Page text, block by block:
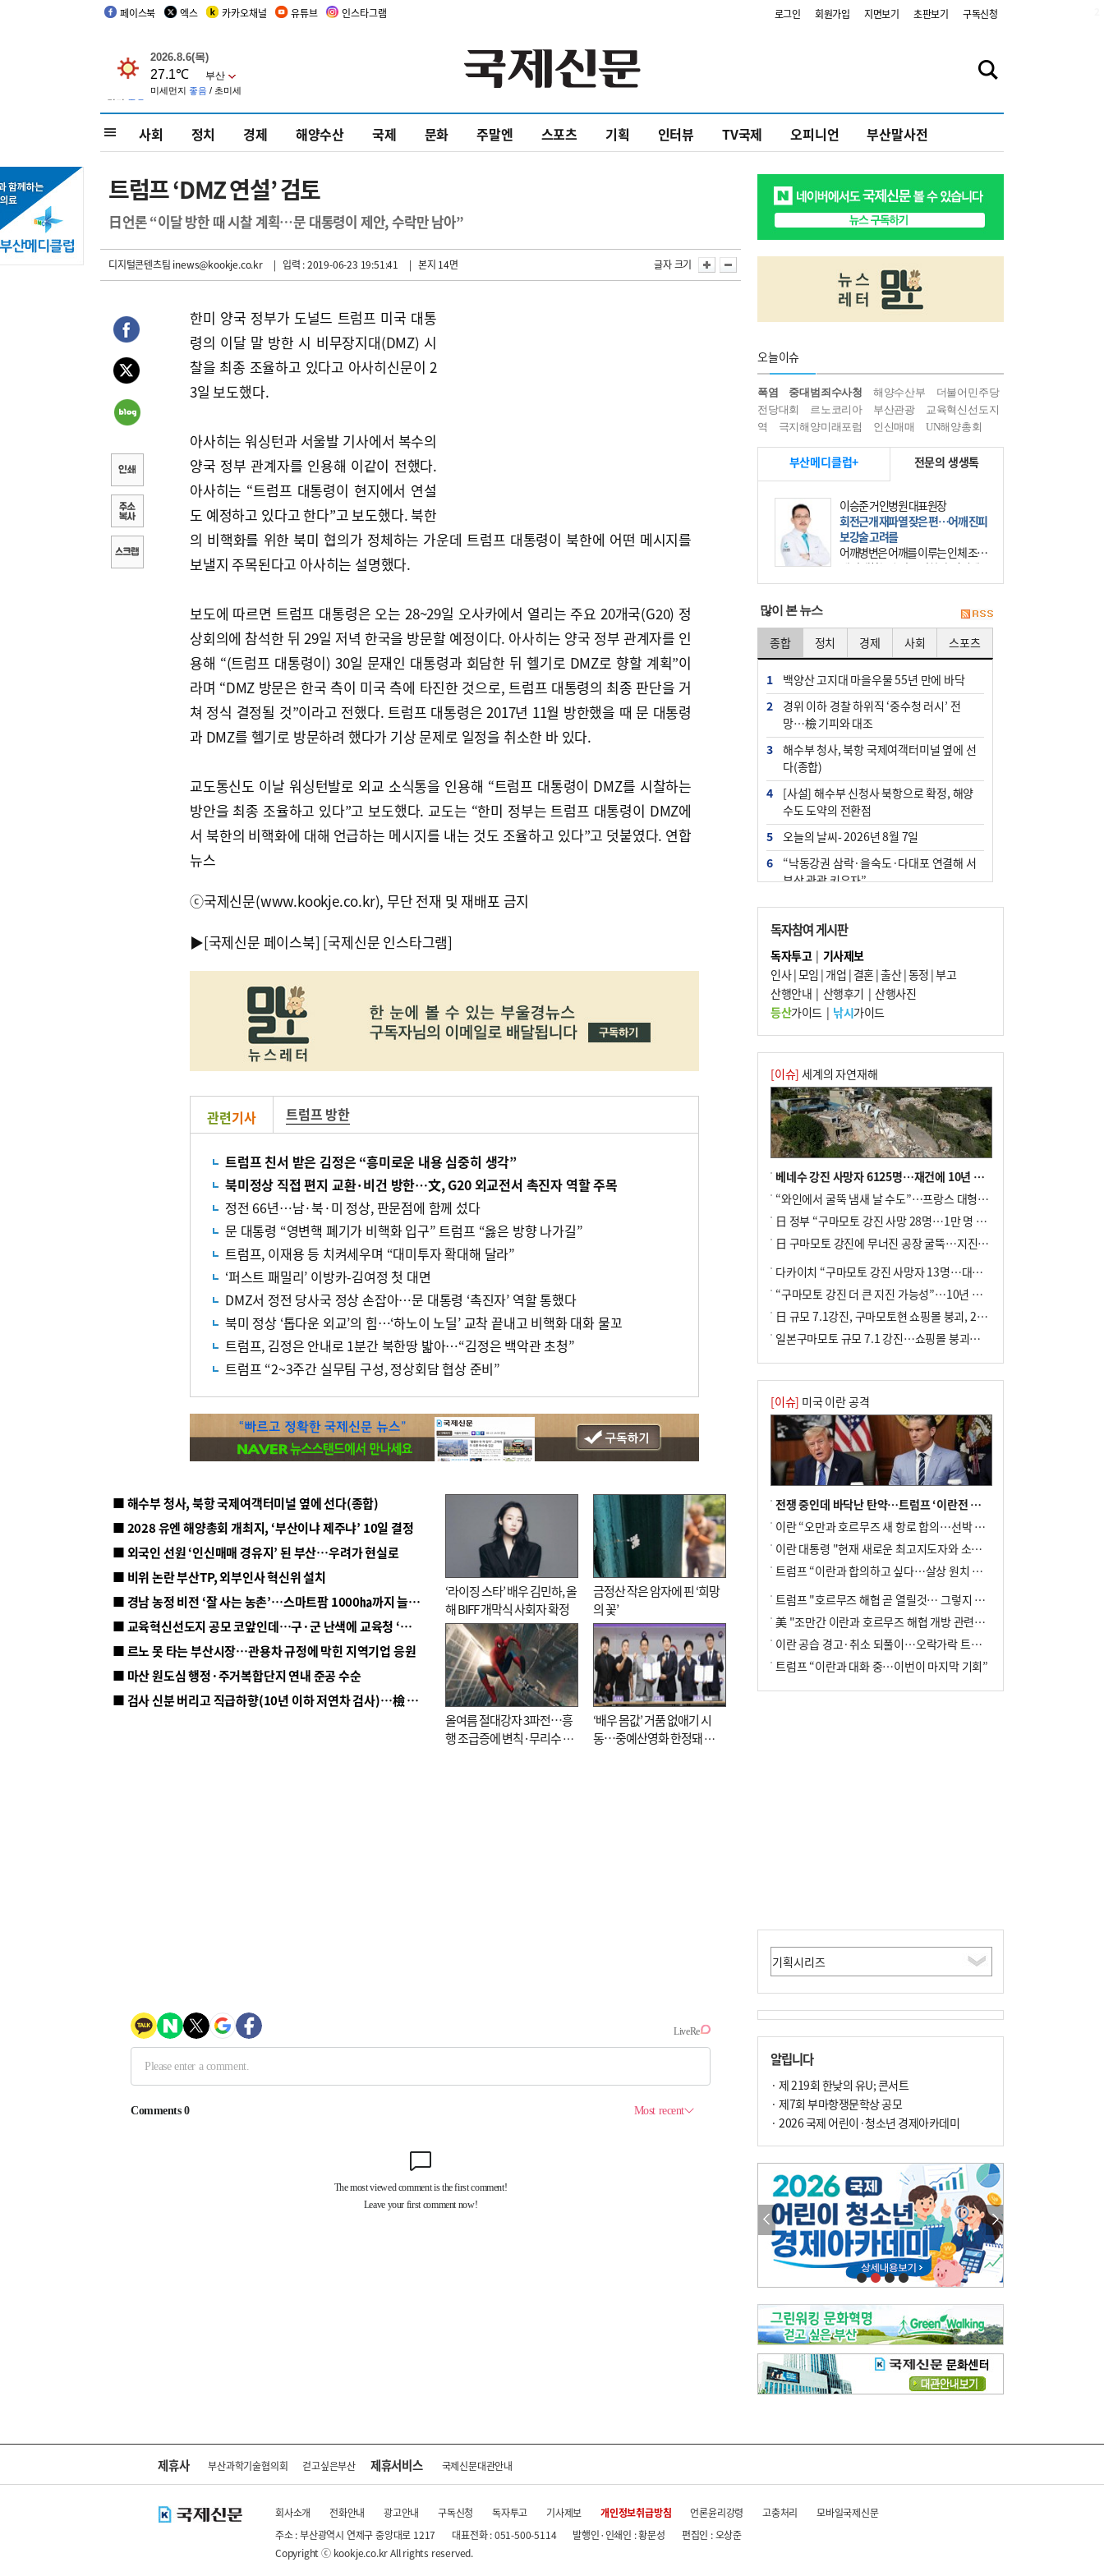
페이스북 엑스 카카오채널 유튜브 인스타그램 로그인 회원가입 지면보기 초판보기 구독신청
사회 정치 경제 해양수산 국제 문화 주말엔 스포츠 기획 인터뷰 TV국제 오피니언 부산말사전
트럼프 ‘DMZ 연설’ 검토
日언론 “이달 방한 때 시찰 계획…문 대통령이 제안, 수락만 남아”
디지털콘텐츠팀 inews@kookje.co.kr | 입력 : 2019-06-23 19:51:41 | 본지 14면 글자 크기
한미 양국 정부가 도널드 트럼프 미국 대통
령의 이달 말 방한 시 비무장지대(DMZ) 시
찰을 최종 조율하고 있다고 아사히신문이 2
3일 보도했다.
아사히는 워싱턴과 서울발 기사에서 복수의
양국 정부 관계자를 인용해 이같이 전했다.
아사히는 “트럼프 대통령이 현지에서 연설
도 예정하고 있다고 한다”고 보도했다. 북한
의 비핵화를 위한 북미 협의가 정체하는 가운데 트럼프 대통령이 북한에 어떤 메시지를
보낼지 주목된다고 아사히는 설명했다.
보도에 따르면 트럼프 대통령은 오는 28~29일 오사카에서 열리는 주요 20개국(G20) 정
상회의에 참석한 뒤 29일 저녁 한국을 방문할 예정이다. 아사히는 양국 정부 관계자를 인
용해 “(트럼프 대통령이) 30일 문재인 대통령과 회담한 뒤 헬기로 DMZ로 향할 계획”이
라며 “DMZ 방문은 한국 측이 미국 측에 타진한 것으로, 트럼프 대통령의 최종 판단을 거
쳐 정식 결정될 것”이라고 전했다. 트럼프 대통령은 2017년 11월 방한했을 때 문 대통령
과 DMZ를 헬기로 방문하려 했다가 기상 문제로 일정을 취소한 바 있다.
교도통신도 이날 워싱턴발로 외교 소식통을 인용해 “트럼프 대통령이 DMZ를 시찰하는
방안을 최종 조율하고 있다”고 보도했다. 교도는 “한미 정부는 트럼프 대통령이 DMZ에
서 북한의 비핵화에 대해 언급하는 메시지를 내는 것도 조율하고 있다”고 덧붙였다. 연합
뉴스
ⓒ국제신문(www.kookje.co.kr), 무단 전재 및 재배포 금지
▶[국제신문 페이스북] [국제신문 인스타그램]
관련기사 트럼프 방한
트럼프 친서 받은 김정은 “흥미로운 내용 심중히 생각”
북미정상 직접 편지 교환·비건 방한…文, G20 외교전서 촉진자 역할 주목
정전 66년…남·북·미 정상, 판문점에 함께 섰다
문 대통령 “영변핵 폐기가 비핵화 입구” 트럼프 “옳은 방향 나가길”
트럼프, 이재용 등 치켜세우며 “대미투자 확대해 달라”
‘퍼스트 패밀리’ 이방카-김여정 첫 대면
DMZ서 정전 당사국 정상 손잡아…문 대통령 ‘촉진자’ 역할 통했다
북미 정상 ‘톱다운 외교’의 힘…‘하노이 노딜’ 교착 끝내고 비핵화 대화 물꼬
트럼프, 김정은 안내로 1분간 북한땅 밟아…“김정은 백악관 초청”
트럼프 “2~3주간 실무팀 구성, 정상회담 협상 준비”
■ 해수부 청사, 북항 국제여객터미널 옆에 선다(종합)
■ 2028 유엔 해양총회 개최지, ‘부산이냐 제주냐’ 10일 결정
■ 외국인 선원 ‘인신매매 경유지’ 된 부산…우려가 현실로
■ 비위 논란 부산TP, 외부인사 혁신위 설치
■ 경남 농정 비전 ‘잘 사는 농촌’…스마트팜 1000㏊까지 늘린다
■ 교육혁신선도지 공모 코앞인데…구·군 난색에 교육청 ‘쩔쩔’
■ 르노 못 타는 부산시장…관용차 규정에 막힌 지역기업 응원
■ 마산 원도심 행정·주거복합단지 연내 준공 수순
■ 검사 신분 버리고 직급하향(10년 이하 저연차 검사)…檢 중수청행 기피
‘라이징 스타’ 배우 김민하, 올
해 BIFF 개막식 사회자 확정
금정산 작은 암자에 핀 ‘희망
의 꽃’
올여름 절대강자 3파전…흥
행 조급증에 변칙·무리수 마
‘배우 몸값’ 거품 없애기 시
동…중예산영화 한정돼 실
오늘이슈
폭염 중대범죄수사청 해양수산부
더불어민주당
전당대회
르노코리아 부산관광
교육혁신선도지
역
극지해양미래포럼 인신매매 UN해양총회
부산메디클럽+ 전문의 생생톡
이승준 거인병원 대표원장
회전근개 재파열 잦은 편…어깨 진피
보강술 고려를
어깨병변은 어깨를 이루는 인체 조직
에 발생하는 손상을 말한다. 여기에
는 오십견과 회전근개 증후군, 어깨
많이 본 뉴스
종합 정치 경제 사회 스포츠
1
백양산 고지대 마을우물 55년 만에 바닥
2
경위 이하 경찰 하위직 ‘중수청 러시’ 전
망…檢 기피와 대조
3
해수부 청사, 북항 국제여객터미널 옆에 선
다(종합)
4
[사설] 해수부 신청사 북항으로 확정, 해양
수도 도약의 전환점
5
오늘의 날씨- 2026년 8월 7일
6
“낙동강권 삼락·을숙도·다대포 연결해 서
부산 관광 키우자”
7
부울경 주말부터 비소식…‘극한 폭염’ 한풀
꺾일 듯
8
피란마을 67년 역사인데…전교생 24명 아
미초 통폐합 기로
9
외국인 선원 ‘인신매매 경유지’ 된 부산…
우려가 현실로
10 부산 청소년 극지탐험대 8인, 열흘간 북극
구석구석 누빈다
독자참여 게시판
독자투고| 기사제보
인사|모임 | 개업 | 결혼|출산|동정 |부고
산행안내 | 산행후기 | 산행사진
등산가이드| 낚시가이드
[이슈] 세계의 자연재해
베네수 강진 사망자 6125명…재건에 10년 이상 걸릴수도
“와인에서 굴뚝 냄새 날 수도”…프랑스 대형 산불에 보르도 와인 품질 위협
日 정부 “구마모토 강진 사망 28명…1만 명 대피”
日 구마모토 강진에 무너진 공장 굴뚝…지진 사망자 최소 13명
다카이치 “구마모토 강진 사망자 13명…대규모 피해 확인”
“구마모토 강진 더 큰 지진 가능성”…10년 전 지진에 단층 재활성
日 규모 7.1강진, 구마모토현 쇼핑몰 붕괴, 2명 사망
일본구마모토 규모 7.1 강진…쇼핑몰 붕괴로 직원 20여 명 갇힌 듯
[이슈] 미국 이란 공격
전쟁 중인데 바닥난 탄약…트럼프 ‘이란전 무기고갈’ 국방장관 질책
이란 “오만과 호르무즈 새 항로 합의…선박 안전은 보장 못해”
이란 대통령 "현재 새로운 최고지도자와 소통 어려운 상황"
트럼프 “이란과 합의하고 싶다…살상 원치 않아”
트럼프 "호르무즈 해협 곧 열릴것… 그렇지 않으면 이란에 강력 공격"
美 "조만간 이란과 호르무즈 해협 개방 관련된 합의 이뤄질 것"
이란 공습 경고·취소 되풀이…오락가락 트럼프 비꼰 ‘타코’
트럼프 “이란과 대화 중…이번이 마지막 기회”
알립니다
· 제 219회 한낮의 유U; 콘서트
· 제7회 부마항쟁문학상 공모
· 2026 국제 어린이·청소년 경제아카데미
제휴사 부산과학기술협의회 걷고싶은부산 제휴서비스 국제신문대관안내
회사소개 전화안내 광고안내 구독신청 독자투고 기사제보 개인정보취급방침 언론윤리강령 고충처리
모바일국제신문
주소 : 부산광역시 연제구 중앙대로 1217
대표전화 : 051-500-5114 발행인·인쇄인 : 황문성
편집인 : 오상준
Copyright ⓒ kookje.co.kr All rights reserved.